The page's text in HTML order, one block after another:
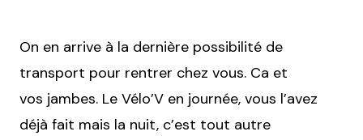
On en arrive à la dernière possibilité de
transport pour rentrer chez vous. Ca et
vos jambes. Le Vélo’V en journée, vous l’avez
déjà fait mais la nuit, c’est tout autre